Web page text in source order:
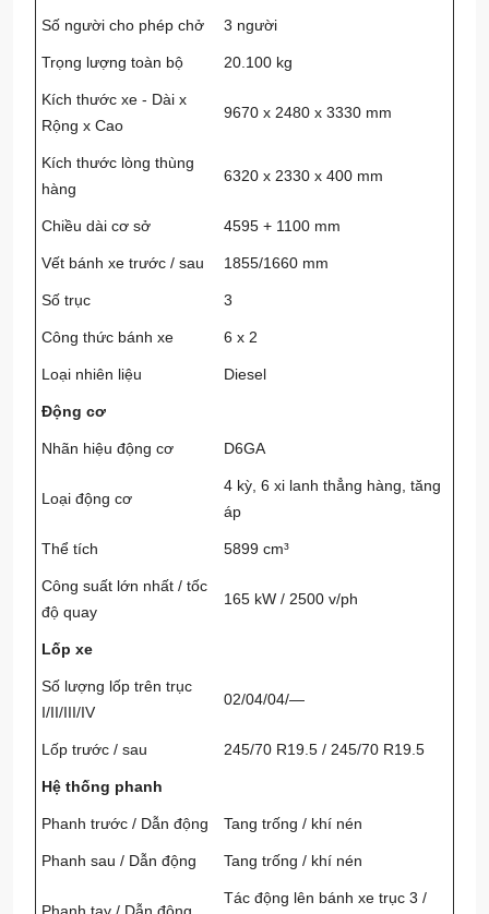
Số người cho phép chở 3 người
Trọng lượng toàn bộ 20.100 kg
Kích thước xe - Dài x
Rộng x Cao
9670 x 2480 x 3330 mm
Kích thước lòng thùng
hàng
6320 x 2330 x 400 mm
Chiều dài cơ sở 4595 + 1100 mm
Vết bánh xe trước / sau 1855/1660 mm
Số trục 3
Công thức bánh xe 6 x 2
Loại nhiên liệu Diesel
Động cơ
Nhãn hiệu động cơ D6GA
Loại động cơ
4 kỳ, 6 xi lanh thẳng hàng, tăng
áp
Thể tích 5899 cm³
Công suất lớn nhất / tốc
độ quay
165 kW / 2500 v/ph
Lốp xe
Số lượng lốp trên trục
I/II/III/IV
02/04/04/—
Lốp trước / sau 245/70 R19.5 / 245/70 R19.5
Hệ thống phanh
Phanh trước / Dẫn động Tang trống / khí nén
Phanh sau / Dẫn động Tang trống / khí nén
Tác động lên bánh xe trục 3 /